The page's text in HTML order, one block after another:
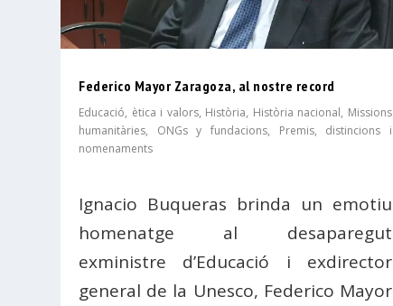
Federico Mayor Zaragoza, al nostre record
Educació, ètica i valors, Història, Història nacional, Missions
humanitàries, ONGs y fundacions, Premis, distincions i
nomenaments
Ignacio Buqueras brinda un emotiu
homenatge al desaparegut
exministre d’Educació i exdirector
general de la Unesco, Federico Mayor